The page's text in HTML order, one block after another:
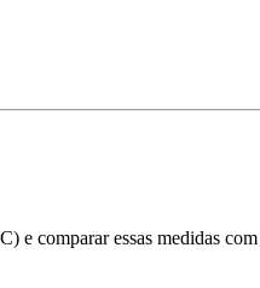
comparar essas medidas